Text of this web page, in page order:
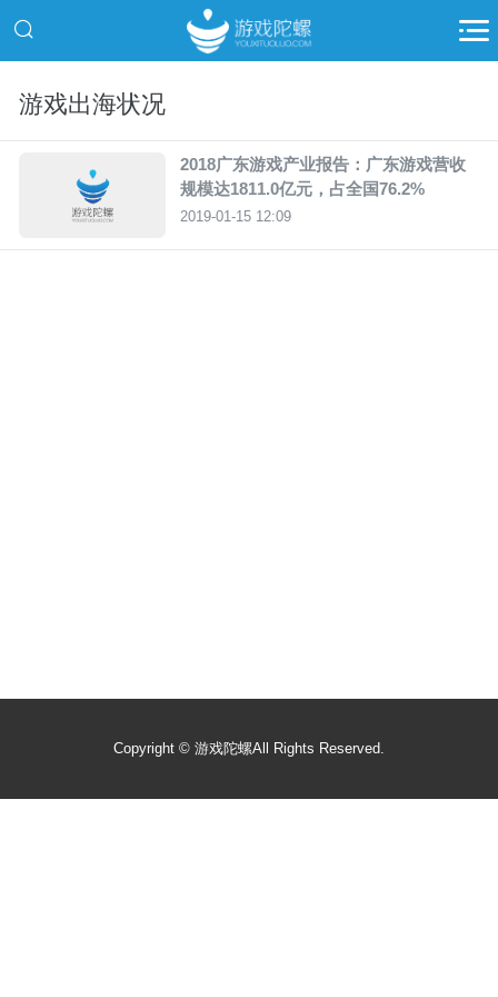
游戏出海状况
2018广东游戏产业报告：广东游戏营收
规模达1811.0亿元，占全国76.2%
2019-01-15 12:09
Copyright © 游戏陀螺All Rights Reserved.